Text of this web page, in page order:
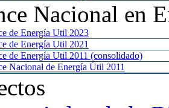
Nacional en
de Energía Util 2023
de Energía Util 2021
de Energía Util 2011 (consolidado)
Nacional de Energía Útil 2011